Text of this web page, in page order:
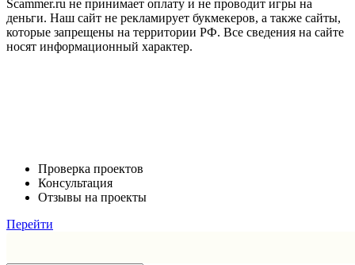
Scammer.ru не принимает оплату и не проводит игры на
деньги. Наш сайт не рекламирует букмекеров, а также сайты,
которые запрещены на территории РФ. Все сведения на сайте
носят информационный характер.
Проверка проектов
Консультация
Отзывы на проекты
Перейти